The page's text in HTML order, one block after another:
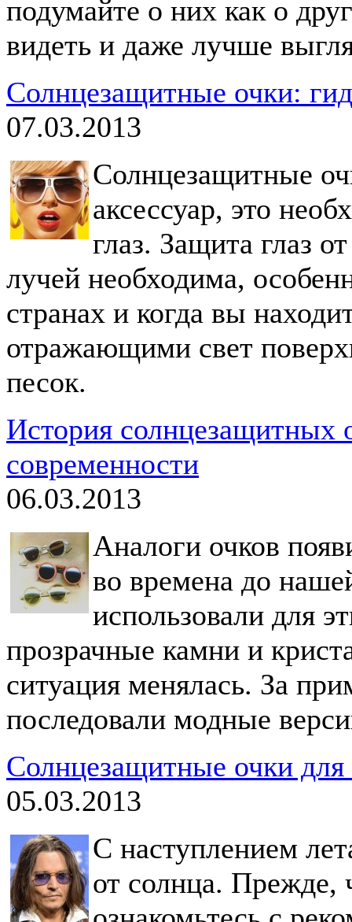
подумайте о них как о
видеть и даже лучше
Солнцезащитные очки:
07.03.2013
Солнцезащитные
аксессуар, это
глаз. Защита глаз
лучей необходима,
странах и когда вы
отражающими свет
песок.
История солнцезащитных
современности
06.03.2013
Аналоги очков
во времена до
использовали для
прозрачные камни и
ситуация менялась. За
последовали модные
Солнцезащитные очки
05.03.2013
С наступлением
от солнца. Прежде,